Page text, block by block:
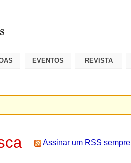
EVENTOS REVISTA
Assinar um RSS